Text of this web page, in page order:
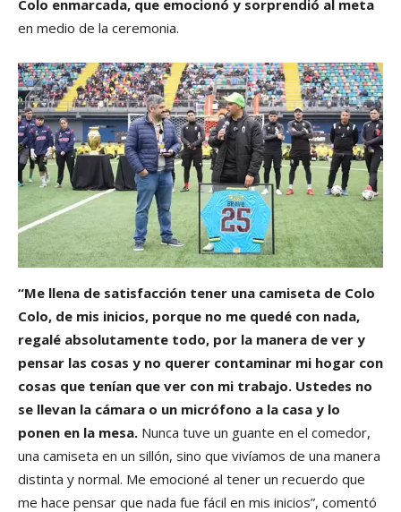
Colo enmarcada, que emocionó y sorprendió al meta
en medio de la ceremonia.
“Me llena de satisfacción tener una camiseta de Colo
Colo, de mis inicios, porque no me quedé con nada,
regalé absolutamente todo, por la manera de ver y
pensar las cosas y no querer contaminar mi hogar con
cosas que tenían que ver con mi trabajo. Ustedes no
se llevan la cámara o un micrófono a la casa y lo
ponen en la mesa. Nunca tuve un guante en el comedor,
una camiseta en un sillón, sino que vivíamos de una manera
distinta y normal. Me emocioné al tener un recuerdo que
me hace pensar que nada fue fácil en mis inicios”, comentó